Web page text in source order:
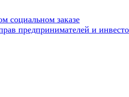
социальном заказе
предпринимателей и